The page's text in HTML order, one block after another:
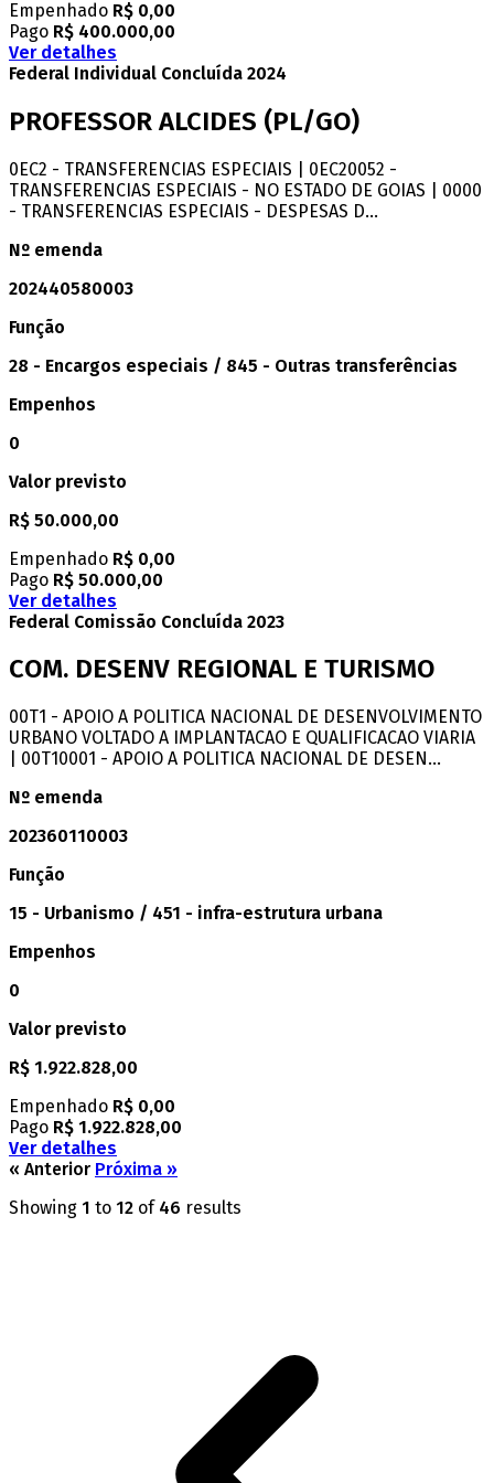
Empenhado R$ 0,00
Pago R$ 400.000,00
Ver detalhes
Federal Individual Concluída 2024
PROFESSOR ALCIDES (PL/GO)
0EC2 - TRANSFERENCIAS ESPECIAIS | 0EC20052 -
TRANSFERENCIAS ESPECIAIS - NO ESTADO DE GOIAS | 0000
- TRANSFERENCIAS ESPECIAIS - DESPESAS D...
Nº emenda
202440580003
Função
28 - Encargos especiais / 845 - Outras transferências
Empenhos
0
Valor previsto
R$ 50.000,00
Empenhado R$ 0,00
Pago R$ 50.000,00
Ver detalhes
Federal Comissão Concluída 2023
COM. DESENV REGIONAL E TURISMO
00T1 - APOIO A POLITICA NACIONAL DE DESENVOLVIMENTO
URBANO VOLTADO A IMPLANTACAO E QUALIFICACAO VIARIA
| 00T10001 - APOIO A POLITICA NACIONAL DE DESEN...
Nº emenda
202360110003
Função
15 - Urbanismo / 451 - infra-estrutura urbana
Empenhos
0
Valor previsto
R$ 1.922.828,00
Empenhado R$ 0,00
Pago R$ 1.922.828,00
Ver detalhes
« Anterior Próxima »
Showing 1 to 12 of 46 results